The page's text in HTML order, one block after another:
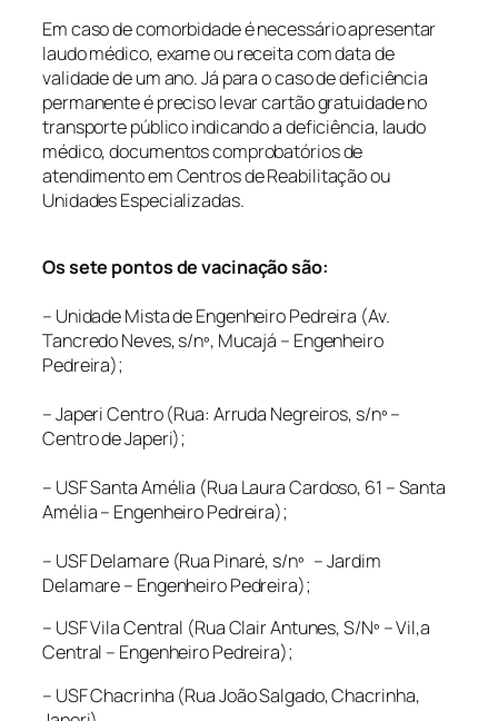
Em caso de comorbidade é necessário apresentar
laudo médico, exame ou receita com data de
validade de um ano. Já para o caso de deficiência
permanente é preciso levar cartão gratuidade no
transporte público indicando a deficiência, laudo
médico, documentos comprobatórios de
atendimento em Centros de Reabilitação ou
Unidades Especializadas.
Os sete pontos de vacinação são:
– Unidade Mista de Engenheiro Pedreira (Av.
Tancredo Neves, s/nº, Mucajá – Engenheiro
Pedreira);
– Japeri Centro (Rua: Arruda Negreiros, s/nº –
Centro de Japeri);
– USF Santa Amélia (Rua Laura Cardoso, 61 – Santa
Amélia – Engenheiro Pedreira);
– USF Delamare (Rua Pinaré, s/nº – Jardim
Delamare – Engenheiro Pedreira);
– USF Vila Central (Rua Clair Antunes, S/Nº – Vil,a
Central – Engenheiro Pedreira);
– USF Chacrinha (Rua João Salgado, Chacrinha,